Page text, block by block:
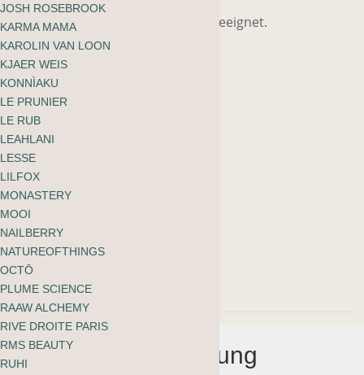
Für alle Haartypen und -texturen geeignet.
Grösse
Innersense
Detox
Hair
Mask
Menge
-
In den Warenkorb
Beschreibung
JOSH ROSEBROOK
KARMA MAMA
KAROLIN VAN LOON
KJAER WEIS
KONNÌAKU
LE PRUNIER
LE RUB
LEAHLANI
LESSE
LILFOX
MONASTERY
MOOI
NAILBERRY
NATUREOFTHINGS
OCTŌ
PLUME SCIENCE
RAAW ALCHEMY
RIVE DROITE PARIS
RMS BEAUTY
RUHI